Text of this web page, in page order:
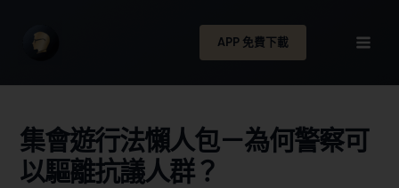
APP 免費下載
集會遊行法懶人包－為何警察可
以驅離抗議人群？